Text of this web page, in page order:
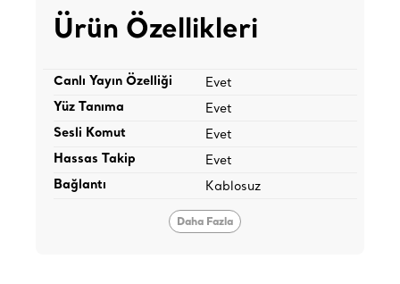
Ürün Özellikleri
Canlı Yayın Özelliği Evet
Yüz Tanıma Evet
Sesli Komut Evet
Hassas Takip Evet
Bağlantı Kablosuz
Daha Fazla